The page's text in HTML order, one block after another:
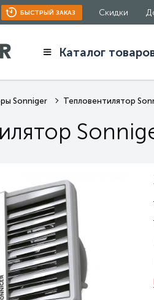
БЫСТРЫЙ ЗАКАЗ Скидки
Каталог
Sonniger Тепловентилятор